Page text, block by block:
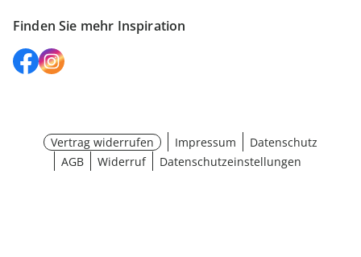
Finden Sie mehr Inspiration
Vertrag widerrufen Impressum
Datenschutz
AGB
Widerruf Datenschutzeinstellungen